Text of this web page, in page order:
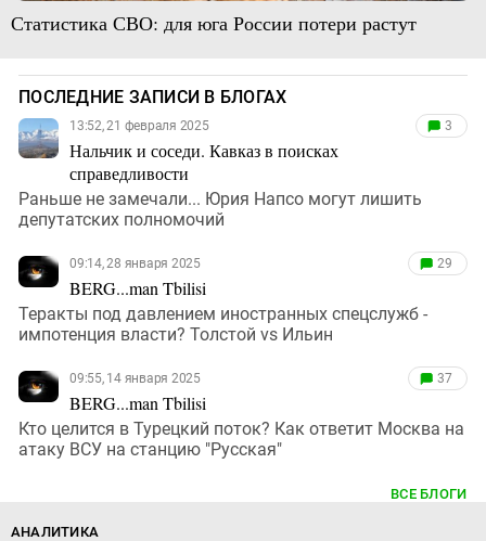
Статистика СВО: для юга России потери растут
ПОСЛЕДНИЕ ЗАПИСИ В БЛОГАХ
13:52, 21 февраля 2025
Нальчик и соседи. Кавказ в поисках
справедливости
3
Раньше не замечали... Юрия Напсо могут лишить
депутатских полномочий
09:14, 28 января 2025
BERG...man Tbilisi
29
Теракты под давлением иностранных спецслужб -
импотенция власти? Толстой vs Ильин
09:55, 14 января 2025
BERG...man Tbilisi
37
Кто целится в Турецкий поток? Как ответит Москва на
атаку ВСУ на станцию "Русская"
ВСЕ БЛОГИ
АНАЛИТИКА